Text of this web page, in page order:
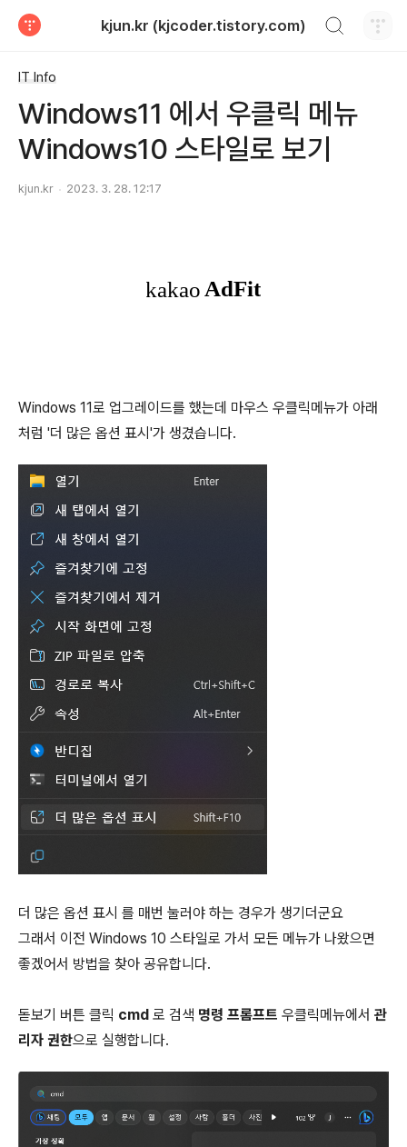
kjun.kr (kjcoder.tistory.com)
IT Info
Windows11 에서 우클릭 메뉴
Windows10 스타일로 보기
kjun.kr 2023. 3. 28. 12:17
Windows 11로 업그레이드를 했는데 마우스 우클릭메뉴가 아래
처럼 '더 많은 옵션 표시'가 생겼습니다.
더 많은 옵션 표시 를 매번 눌러야 하는 경우가 생기더군요
그래서 이전 Windows 10 스타일로 가서 모든 메뉴가 나왔으면
좋겠어서 방법을 찾아 공유합니다.
돋보기 버튼 클릭 cmd 로 검색 명령 프롬프트 우클릭메뉴에서 관
리자 권한으로 실행합니다.